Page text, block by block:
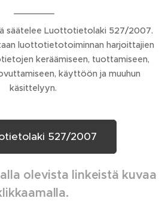
säätelee Luottotietolaki 527/2007.
luottotietotoiminnan harjoittajien
keräämiseen, tuottamiseen,
käyttöön ja muuhun
käsittelyyn.
527/2007
olevista linkeistä kuvaa